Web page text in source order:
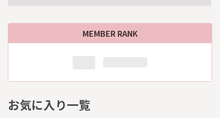
MEMBER RANK
お気に入り一覧